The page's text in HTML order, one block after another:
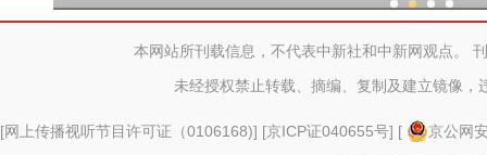
本网站所刊载信息，不代表中新社和中新网观点。
未经授权禁止转载、摘编、复制及建立镜像，
[网上传播视听节目许可证（0106168)] [京ICP证040655号] [
京公网